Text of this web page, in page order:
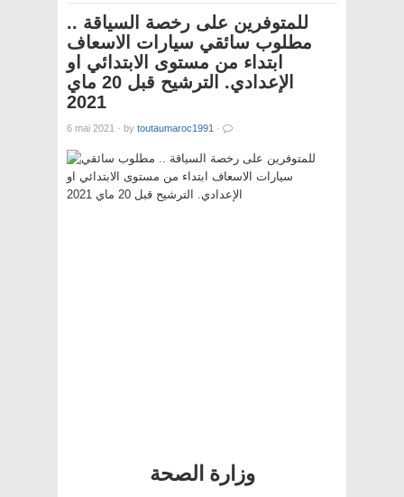
للمتوفرين على رخصة السياقة ..
مطلوب سائقي سيارات الاسعاف
ابتداء من مستوى الابتدائي او
الإعدادي. الترشيح قبل 20 ماي
2021
6 mai 2021 · by toutaumaroc1991 ·
وزارة الصحة